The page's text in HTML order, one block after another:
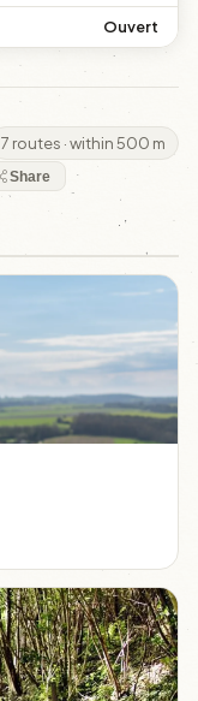
Ouvert
7 routes · within 500 m
Share